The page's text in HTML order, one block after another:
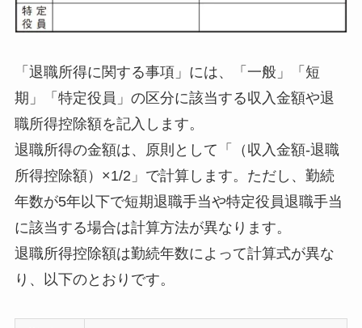
「退職所得に関する事項」には、「一般」「短
期」「特定役員」の区分に該当する収入金額や退
職所得控除額を記入します。
退職所得の金額は、原則として「（収入金額-退職
所得控除額）×1/2」で計算します。ただし、勤続
年数が5年以下で短期退職手当や特定役員退職手当
に該当する場合は計算方法が異なります。
退職所得控除額は勤続年数によって計算式が異な
り、以下のとおりです。